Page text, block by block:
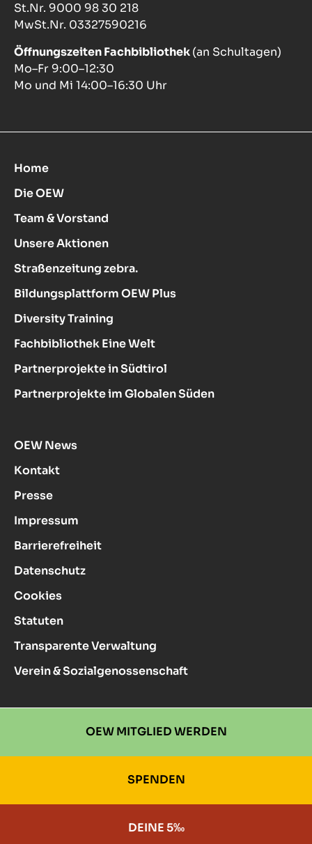
St.Nr. 9000 98 30 218
MwSt.Nr. 03327590216
Öffnungszeiten Fachbibliothek(an Schultagen)
Mo–Fr 9:00–12:30
Mo und Mi 14:00–16:30 Uhr
Home
Die OEW
Team & Vorstand
Unsere Aktionen
Straßenzeitung zebra.
Bildungsplattform OEW Plus
Diversity Training
Fachbibliothek Eine Welt
Partnerprojekte in Südtirol
Partnerprojekte im Globalen Süden
OEW News
Kontakt
Presse
Impressum
Barrierefreiheit
Datenschutz
Cookies
Statuten
Transparente Verwaltung
Verein & Sozialgenossenschaft
OEW MITGLIED WERDEN
SPENDEN
DEINE 5‰